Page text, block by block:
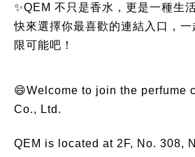
✨QEM 不只是香水，更是一種生活
快來選擇你最喜歡的連結入口，
限可能吧！
😄Welcome to join the perfume
Co., Ltd.
QEM is located at 2F, No. 308,